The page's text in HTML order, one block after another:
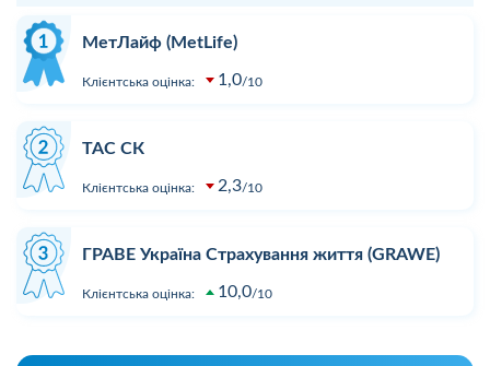
МетЛайф (MetLife)
Клієнтська оцінка: 1,0 10
ТАС СК
Клієнтська оцінка: 2,3 10
ГРАВЕ Україна Страхування життя (GRAWE)
Клієнтська оцінка: 10,0 10